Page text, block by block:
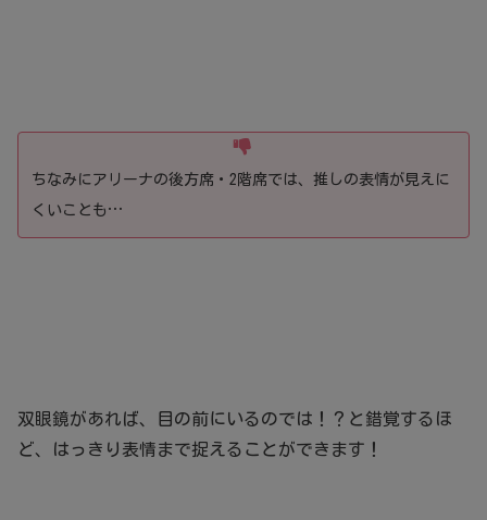
ちなみにアリーナの後方席・2階席では、推しの表情が見えに
くいことも…
双眼鏡があれば、目の前にいるのでは！？と錯覚するほ
ど、はっきり表情まで捉えることができます！